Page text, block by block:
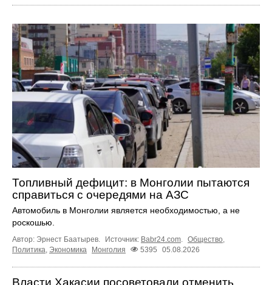
Топливный дефицит: в Монголии пытаются
справиться с очередями на АЗС
Автомобиль в Монголии является необходимостью, а не
роскошью.
Автор: Эрнест Баатырев. Источник: Babr24.com. Общество,
Политика, Экономика Монголия 5395 05.08.2026
Власти Хакасии посоветовали отменить